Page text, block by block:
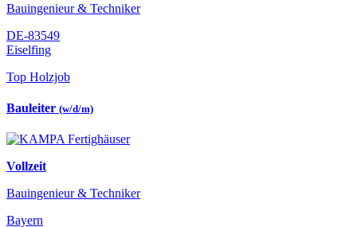
Bauingenieur & Techniker
DE-83549
Eiselfing
Top Holzjob
Bauleiter (w/d/m)
Vollzeit
Bauingenieur & Techniker
Bayern